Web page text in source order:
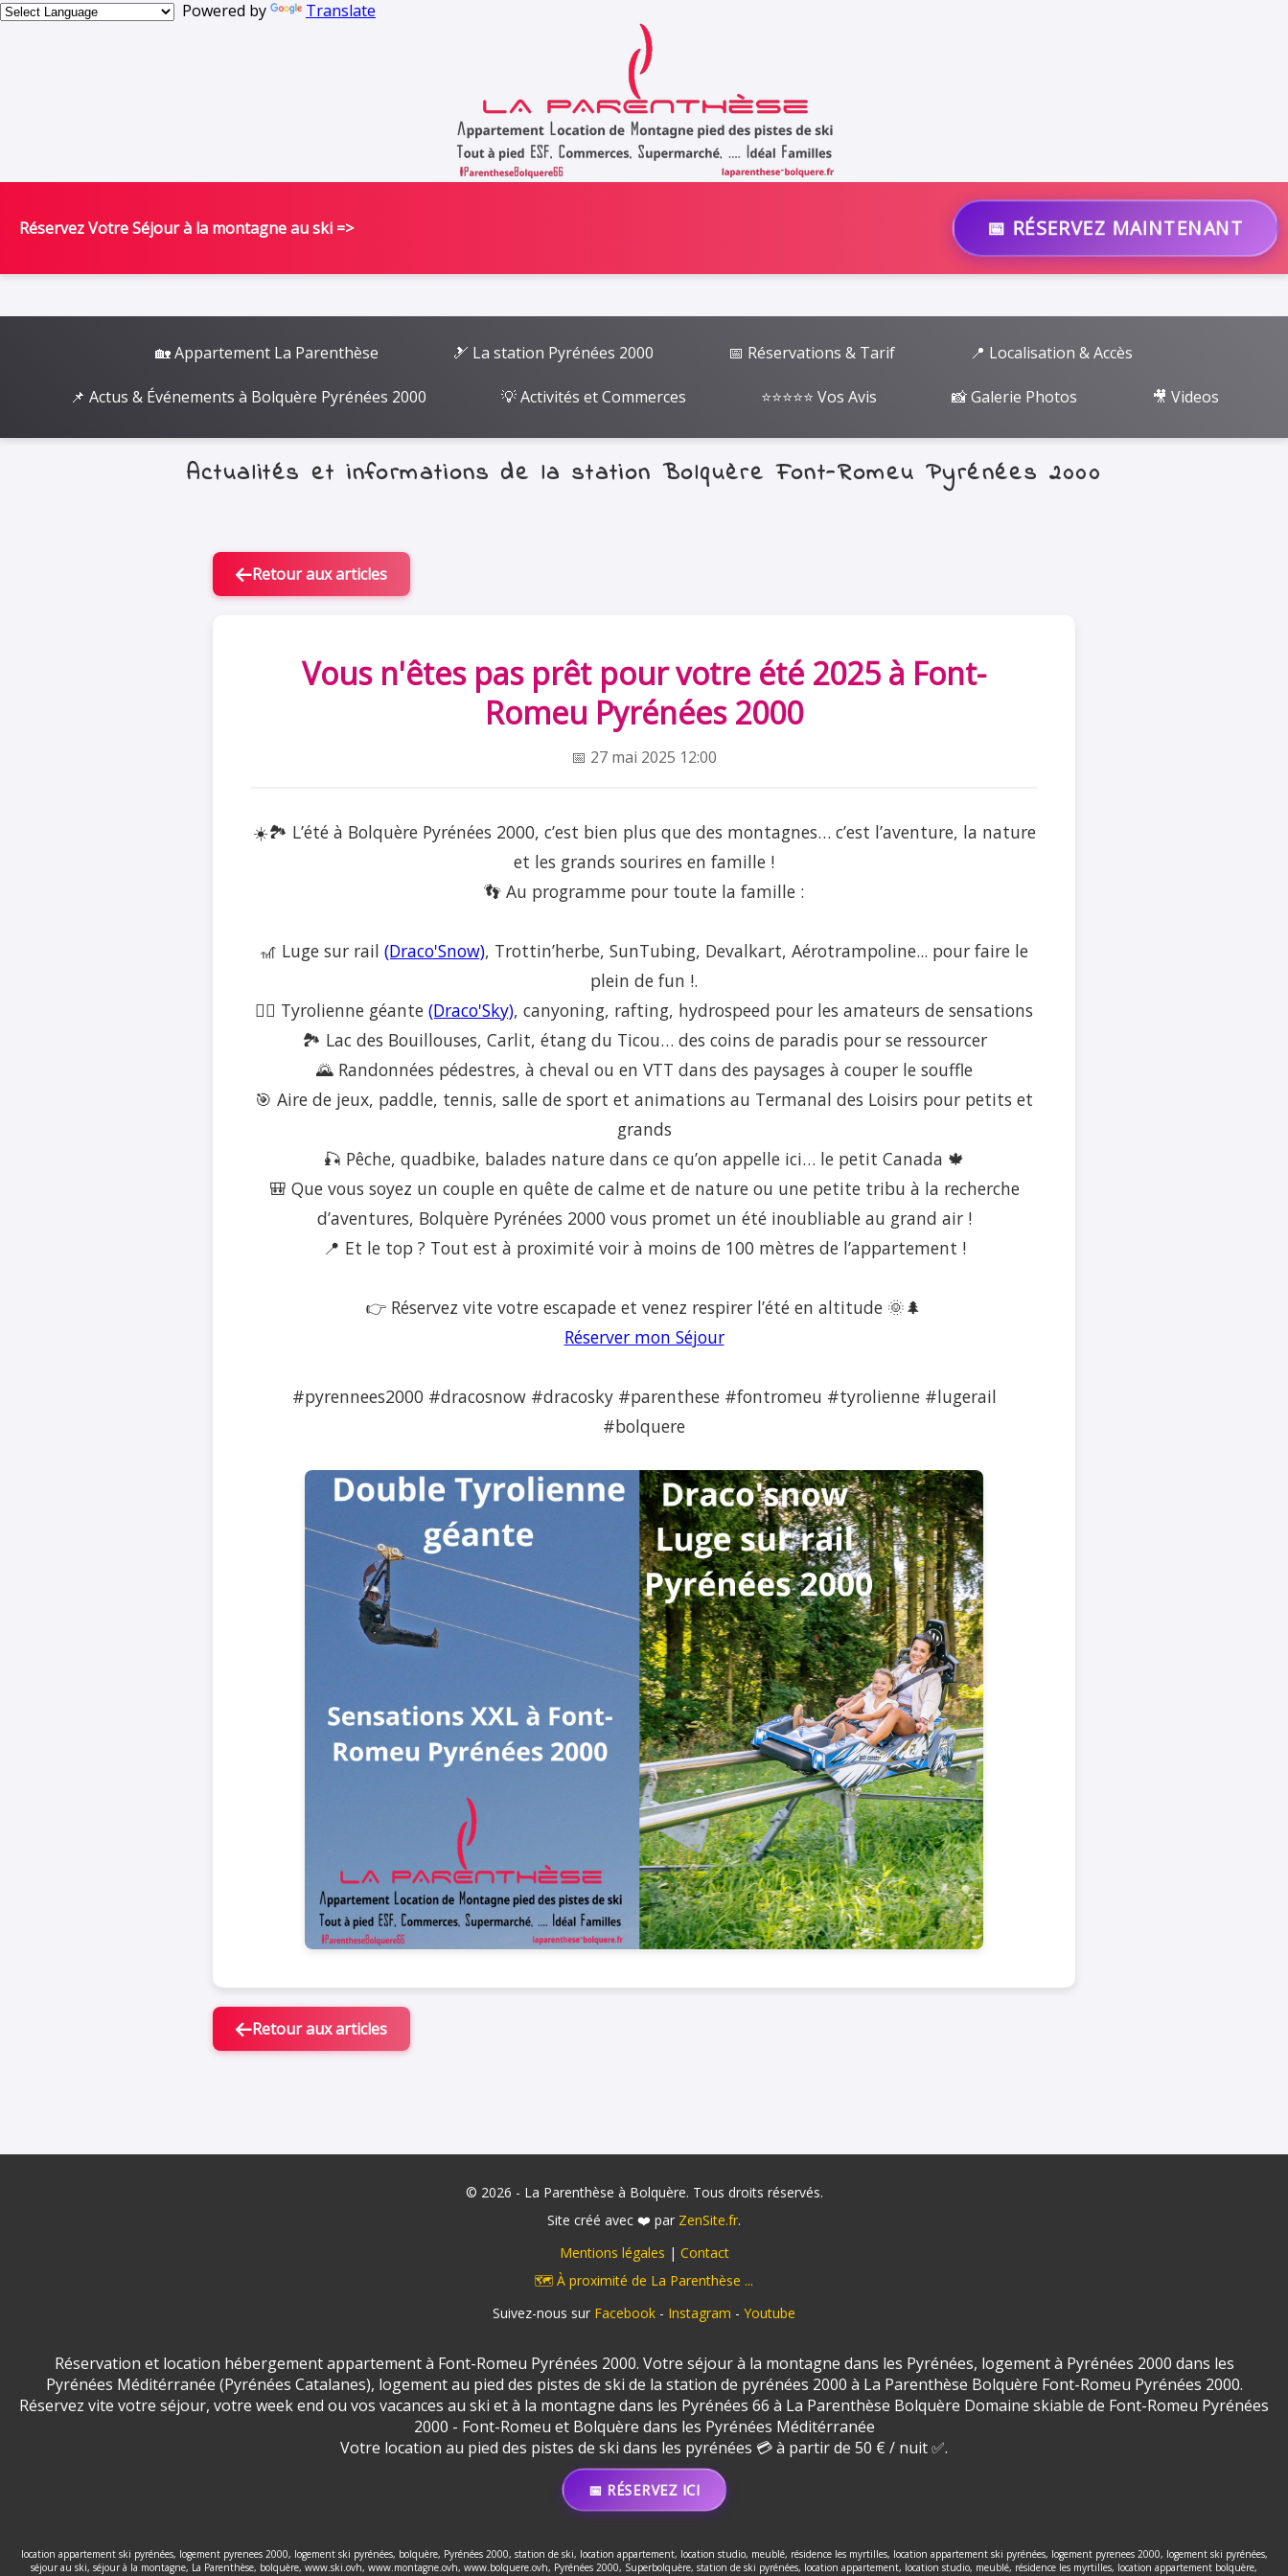
Powered by Translate
Réservez Votre Séjour à la montagne au ski => 📅 RÉSERVEZ MAINTENANT
🏡 Appartement La Parenthèse 🎿 La station Pyrénées 2000 📅 Réservations & Tarif 📍 Localisation & Accès
📌 Actus & Événements à Bolquère Pyrénées 2000 💡 Activités et Commerces ⭐⭐⭐⭐⭐ Vos Avis 📸 Galerie Photos 🎥 Videos
Actualités et informations de la station Bolquère Font-Romeu Pyrénées 2000
Retour aux articles
Vous n'êtes pas prêt pour votre été 2025 à Font-
Romeu Pyrénées 2000
📅 27 mai 2025 12:00
☀️🏞️ L’été à Bolquère Pyrénées 2000, c’est bien plus que des montagnes… c’est l’aventure, la nature
et les grands sourires en famille !
👣 Au programme pour toute la famille :
🎢 Luge sur rail (Draco'Snow), Trottin’herbe, SunTubing, Devalkart, Aérotrampoline... pour faire le
plein de fun !.
🧗‍♂️ Tyrolienne géante (Draco'Sky), canyoning, rafting, hydrospeed pour les amateurs de sensations
🏞️ Lac des Bouillouses, Carlit, étang du Ticou… des coins de paradis pour se ressourcer
🌄 Randonnées pédestres, à cheval ou en VTT dans des paysages à couper le souffle
🎯 Aire de jeux, paddle, tennis, salle de sport et animations au Termanal des Loisirs pour petits et
grands
🎣 Pêche, quadbike, balades nature dans ce qu’on appelle ici… le petit Canada 🍁
🎒 Que vous soyez un couple en quête de calme et de nature ou une petite tribu à la recherche
d’aventures, Bolquère Pyrénées 2000 vous promet un été inoubliable au grand air !
📍 Et le top ? Tout est à proximité voir à moins de 100 mètres de l’appartement !
👉 Réservez vite votre escapade et venez respirer l’été en altitude 🌞🌲
Réserver mon Séjour
#pyrennees2000 #dracosnow #dracosky #parenthese #fontromeu #tyrolienne #lugerail
#bolquere
Retour aux articles
© 2026 - La Parenthèse à Bolquère. Tous droits réservés.
Site créé avec ❤️ par ZenSite.fr.
Mentions légales | Contact
🗺️ À proximité de La Parenthèse ...
Suivez-nous sur Facebook - Instagram - Youtube
Réservation et location hébergement appartement à Font-Romeu Pyrénées 2000. Votre séjour à la montagne dans les Pyrénées, logement à Pyrénées 2000 dans les
Pyrénées Méditérranée (Pyrénées Catalanes), logement au pied des pistes de ski de la station de pyrénées 2000 à La Parenthèse Bolquère Font-Romeu Pyrénées 2000.
Réservez vite votre séjour, votre week end ou vos vacances au ski et à la montagne dans les Pyrénées 66 à La Parenthèse Bolquère Domaine skiable de Font-Romeu Pyrénées
2000 - Font-Romeu et Bolquère dans les Pyrénées Méditérranée
Votre location au pied des pistes de ski dans les pyrénées 💳 à partir de 50 € / nuit ✅.
📅 RÉSERVEZ ICI
location appartement ski pyrénées, logement pyrenees 2000, logement ski pyrénées, bolquère, Pyrénées 2000, station de ski, location appartement, location studio, meublé, résidence les myrtilles, location appartement ski pyrénées, logement pyrenees 2000, logement ski pyrénées,
séjour au ski, séjour à la montagne, La Parenthèse, bolquère, www.ski.ovh, www.montagne.ovh, www.bolquere.ovh, Pyrénées 2000, Superbolquère, station de ski pyrénées, location appartement, location studio, meublé, résidence les myrtilles, location appartement bolquère,